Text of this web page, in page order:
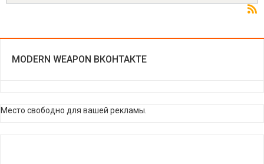
MODERN WEAPON ВКОНТАКТЕ
Место свободно для вашей рекламы.